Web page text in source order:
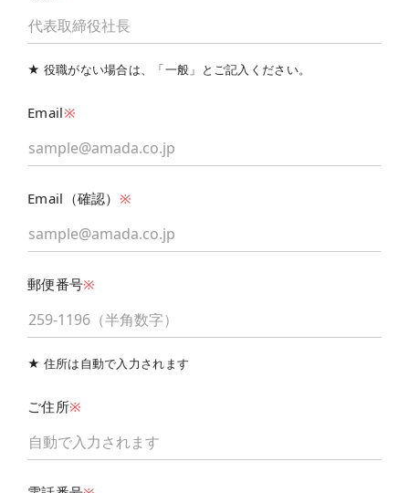
★ 役職がない場合は、「一般」とご記入ください。
Email※
Email（確認） ※
郵便番号※
★ 住所は自動で入力されます
ご住所※